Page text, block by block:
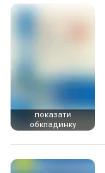
показати
обкладинку